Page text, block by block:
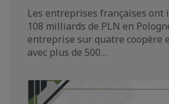
Les entreprises françaises ont
108 milliards de PLN en
entreprise sur quatre coopère
avec plus de 500…